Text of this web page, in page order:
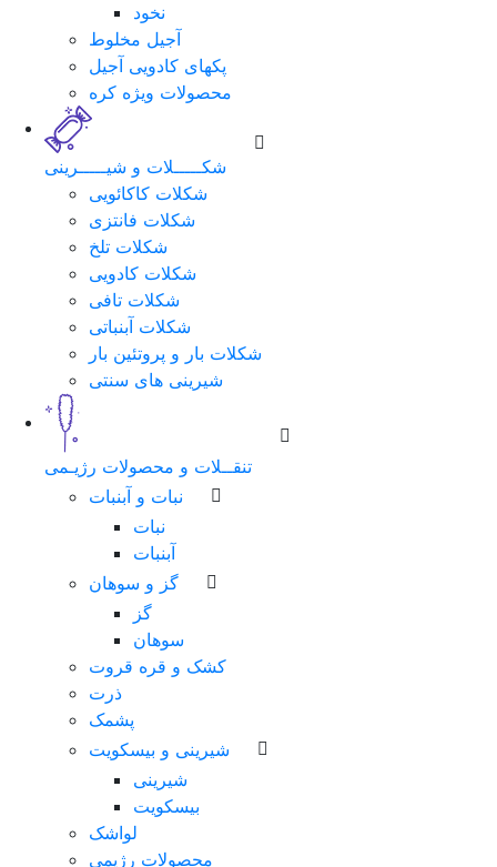
نخود
آجیل مخلوط
پکهای کادویی آجیل
محصولات ویژه کره
شکـــــلات و شیـــــرینی
شکلات کاکائویی
شکلات فانتزی
شکلات تلخ
شکلات کادویی
شکلات تافی
شکلات آبنباتی
شکلات بار و پروتئین بار
شیرینی های سنتی
تنقــلات و محصولات رژیـمی
نبات و آبنبات
نبات
آبنبات
گز و سوهان
گز
سوهان
کشک و قره قروت
ذرت
پشمک
شیرینی و بیسکویت
شیرینی
بیسکویت
لواشک
محصولات رژیمی